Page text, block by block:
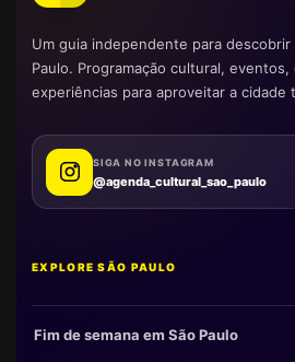
Um guia independente para
Paulo. Programação cultural,
experiências para aproveitar a cidade
SIGA NO INSTAGRAM
@agenda_cultural_sao_paulo
EXPLORE SÃO PAULO
Fim de semana em São Paulo